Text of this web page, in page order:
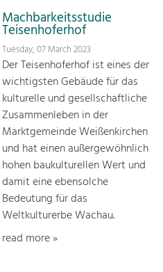
Machbarkeitsstudie
Teisenhoferhof
Tuesday, 07 March 2023
Der Teisenhoferhof ist eines der
wichtigsten Gebäude für das
kulturelle und gesellschaftliche
Zusammenleben in der
Marktgemeinde Weißenkirchen
und hat einen außergewöhnlich
hohen baukulturellen Wert und
damit eine ebensolche
Bedeutung für das
Weltkulturerbe Wachau.
read more »